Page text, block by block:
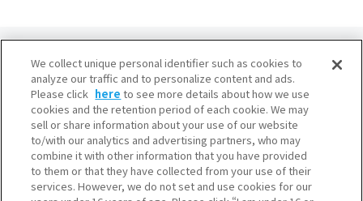
大阪本社
産業ガス本部・水素本部
〒541-0053 大阪市中央区本町3-6-4
We collect unique personal identifier such as cookies to
analyze our traffic and to personalize content and ads.
Please click here to see more details about how we use
cookies and the retention period of each cookie. We may
sell or share information about your use of our website
to/with our analytics and advertising partners, who may
combine it with other information that you have provided
to them or that they have collected from your use of their
services. However, we do not set and use cookies for our